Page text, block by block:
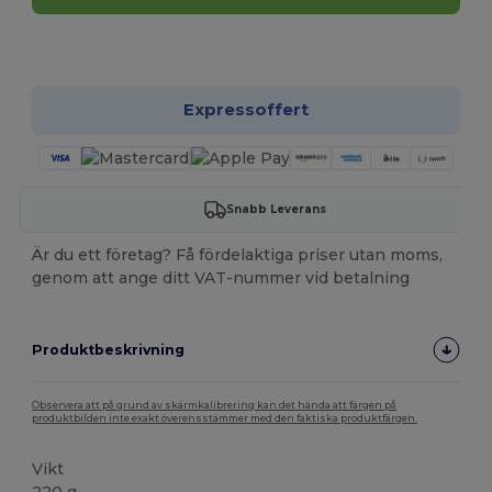
Expressoffert
Snabb Leverans
Är du ett företag? Få fördelaktiga priser utan moms,
genom att ange ditt VAT-nummer vid betalning
Produktbeskrivning
Observera att på grund av skärmkalibrering kan det hända att färgen på
produktbilden inte exakt överensstämmer med den faktiska produktfärgen.
Vikt